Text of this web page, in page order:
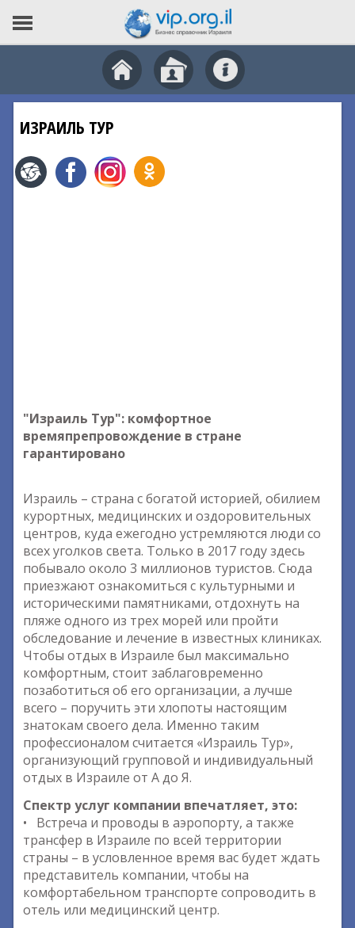
ИЗРАИЛЬ ТУР
"Израиль Тур": комфортное
времяпрепровождение в стране
гарантировано
Израиль – страна с богатой историей, обилием
курортных, медицинских и оздоровительных
центров, куда ежегодно устремляются люди со
всех уголков света. Только в 2017 году здесь
побывало около 3 миллионов туристов. Сюда
приезжают ознакомиться с культурными и
историческими памятниками, отдохнуть на
пляже одного из трех морей или пройти
обследование и лечение в известных клиниках.
Чтобы отдых в Израиле был максимально
комфортным, стоит заблаговременно
позаботиться об его организации, а лучше
всего – поручить эти хлопоты настоящим
знатокам своего дела. Именно таким
профессионалом считается «Израиль Тур»,
организующий групповой и индивидуальный
отдых в Израиле от А до Я.
Спектр услуг компании впечатляет, это:
• Встреча и проводы в аэропорту, а также
трансфер в Израиле по всей территории
страны – в условленное время вас будет ждать
представитель компании, чтобы на
комфортабельном транспорте сопроводить в
отель или медицинский центр.